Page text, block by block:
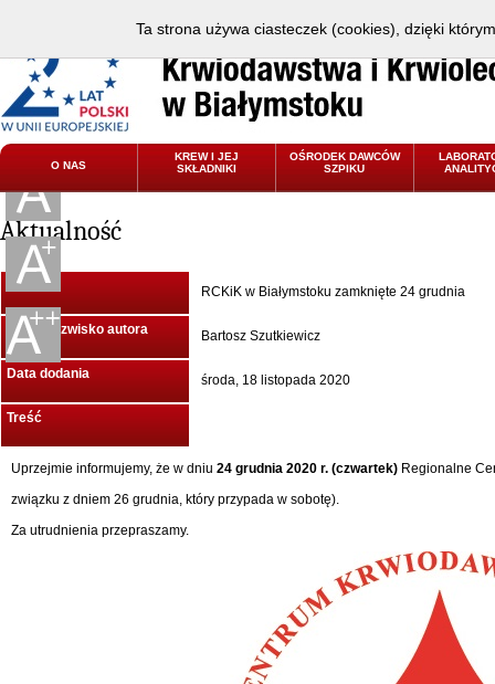
O NAS
KREW I JEJ
SKŁADNIKI
OŚRODEK DAWCÓW
SZPIKU
Aktualność
Tytuł RCKiK w Białymstoku zamknięte 24 grudnia
Imię i Nazwisko autora Bartosz Szutkiewicz
Data dodania środa, 18 listopada 2020
Treść
Uprzejmie informujemy, że w dniu 24 grudnia 2020 r. (czwartek) Regionalne
związku z dniem 26 grudnia, który przypada w sobotę).
Za utrudnienia przepraszamy.
Ta strona używa ciasteczek (cookies), dzięki